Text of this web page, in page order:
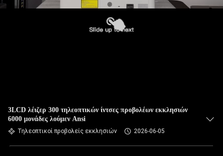
3LCD λέιζερ 300 τηλεοπτικών ίντσες προβολέων εκκλησιών
6000 μονάδες λούμεν Ansi
Τηλεοπτικοί προβολείς εκκλησιών 2026-06-05